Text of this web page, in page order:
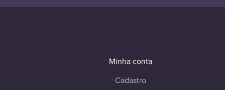
Minha conta
Cadastro